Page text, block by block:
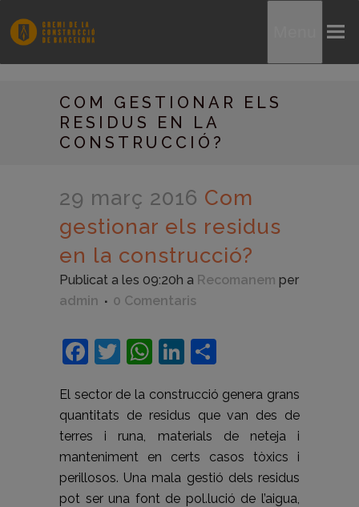
COM GESTIONAR ELS
RESIDUS EN LA
CONSTRUCCIÓ?
29 març 2016 Com
gestionar els residus
en la construcció?
Publicat a les 09:20h a Recomanem per
admin
0 Comentaris
Facebook
Twitter
WhatsApp
LinkedIn
El sector de la construcció genera grans
quantitats de residus que van des de
terres i runa, materials de neteja i
manteniment en certs casos tòxics i
perillosos. Una mala gestió dels residus
pot ser una font de pol.lució de l’aigua,